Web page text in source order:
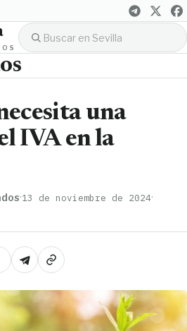
una
IVA en la
·13 de noviembre de 2024·